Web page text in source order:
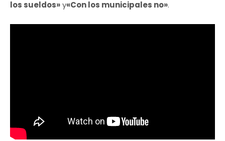
los sueldos»y«Con los municipales no».